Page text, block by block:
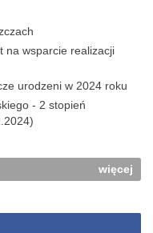
na wsparcie realizacji
urodzeni w 2024 roku
- 2 stopień
więcej